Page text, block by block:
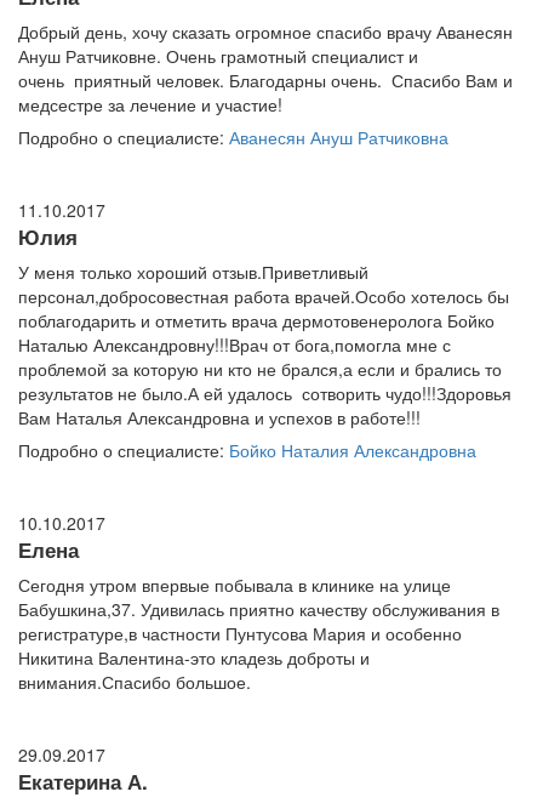
Добрый день, хочу сказать огромное спасибо врачу Аванесян
Ануш Ратчиковне. Очень грамотный специалист и
очень приятный человек. Благодарны очень. Спасибо Вам и
медсестре за лечение и участие!
Подробно о специалисте: Аванесян Ануш Ратчиковна
11.10.2017
Юлия
У меня только хороший отзыв.Приветливый
персонал,добросовестная работа врачей.Особо хотелось бы
поблагодарить и отметить врача дермотовенеролога Бойко
Наталью Александровну!!!Врач от бога,помогла мне с
проблемой за которую ни кто не брался,а если и брались то
результатов не было.А ей удалось сотворить чудо!!!Здоровья
Вам Наталья Александровна и успехов в работе!!!
Подробно о специалисте: Бойко Наталия Александровна
10.10.2017
Елена
Сегодня утром впервые побывала в клинике на улице
Бабушкина,37. Удивилась приятно качеству обслуживания в
регистратуре,в частности Пунтусова Мария и особенно
Никитина Валентина-это кладезь доброты и
внимания.Спасибо большое.
29.09.2017
Екатерина А.